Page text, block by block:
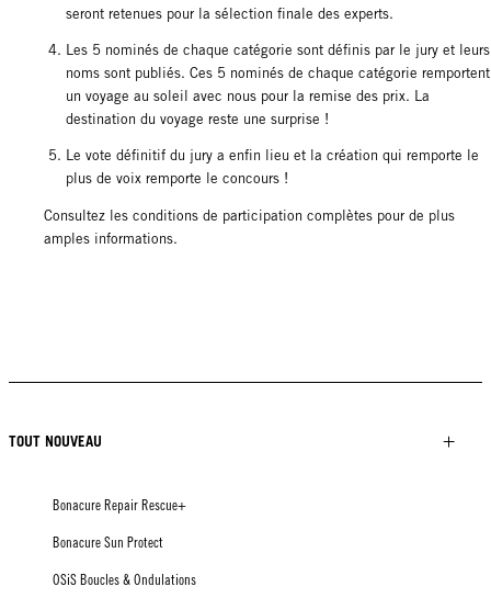
seront retenues pour la sélection finale des experts.
Les 5 nominés de chaque catégorie sont définis par le jury et leurs
noms sont publiés. Ces 5 nominés de chaque catégorie remportent
un voyage au soleil avec nous pour la remise des prix. La
destination du voyage reste une surprise !
Le vote définitif du jury a enfin lieu et la création qui remporte le
plus de voix remporte le concours !
Consultez les conditions de participation complètes pour de plus
amples informations.
TOUT NOUVEAU
Bonacure Repair Rescue+
Bonacure Sun Protect
OSiS Boucles & Ondulations